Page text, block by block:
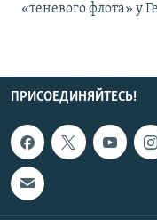
«теневого флота» у
ПРИСОЕДИНЯЙТЕСЬ!